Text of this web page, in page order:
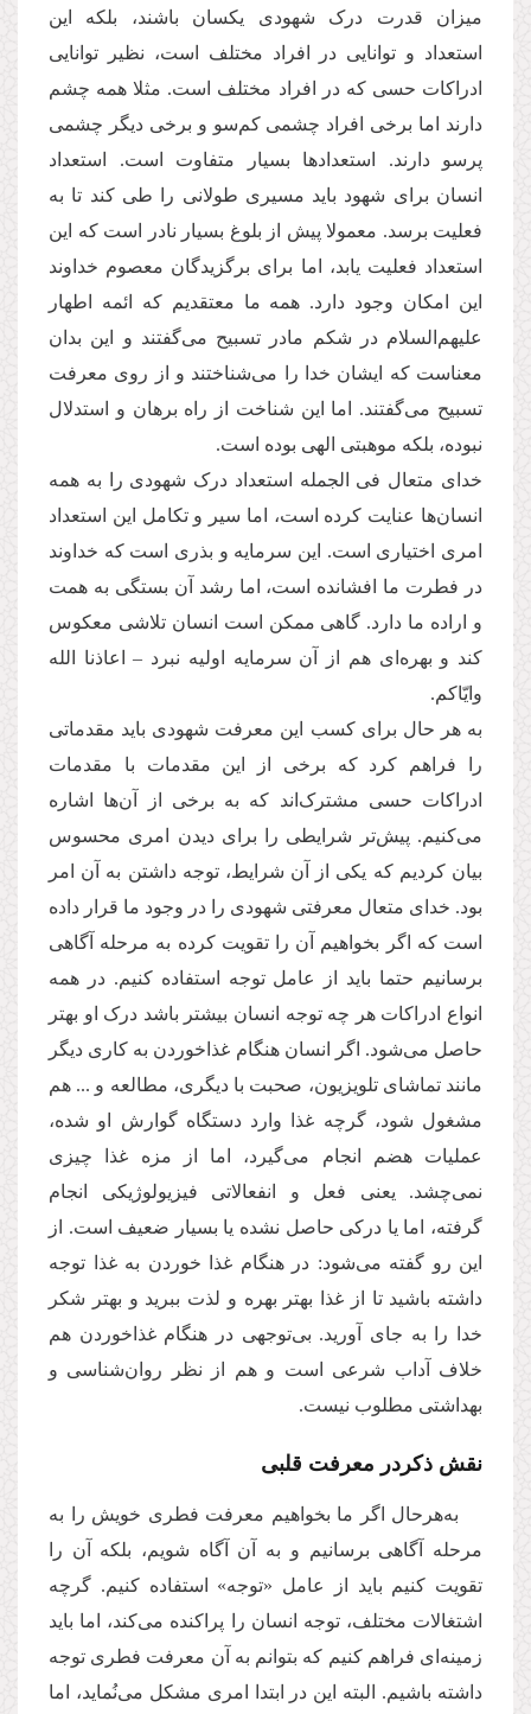
میزان قدرت درک شهودی یکسان باشند، بلکه این
استعداد و توانایی در افراد مختلف است، نظیر توانایی
ادراکات حسی که در افراد مختلف است. مثلا همه چشم
دارند اما برخی افراد چشمی کم‌سو و برخی دیگر چشمی
پرسو دارند. استعدادها بسیار متفاوت است. استعداد
انسان برای شهود باید مسیری طولانی را طی کند تا به
فعلیت برسد. معمولا پیش از بلوغ بسیار نادر است که این
استعداد فعلیت یابد، اما برای برگزیدگان معصوم خداوند
این امکان وجود دارد. همه ما معتقدیم که ائمه اطهار
علیهم‌السلام در شکم مادر تسبیح می‌گفتند و این بدان
معناست که ایشان خدا را می‌شناختند و از روی معرفت
تسبیح می‌گفتند. اما این شناخت از راه برهان و استدلال
نبوده، بلکه موهبتی الهی بوده است.
خدای متعال فی الجمله استعداد درک شهودی را به همه
انسان‌ها عنایت کرده است، اما سیر و تکامل این استعداد
امری اختیاری است. این سرمایه و بذری است که خداوند
در فطرت ما افشانده است، اما رشد آن بستگی به همت
و اراده ما دارد. گاهی ممکن است انسان تلاشی معکوس
کند و بهره‌ای هم از آن سرمایه اولیه نبرد – اعاذنا الله
وایّاکم.
به هر حال برای کسب این معرفت شهودی باید مقدماتی
را فراهم کرد که برخی از این مقدمات با مقدمات
ادراکات حسی مشترک‌اند که به برخی از آن‌ها اشاره
می‌کنیم. پیش‌تر شرایطی را برای دیدن امری محسوس
بیان کردیم که یکی از آن شرایط، توجه داشتن به آن امر
بود. خدای متعال معرفتی شهودی را در وجود ما قرار داده
است که اگر بخواهیم آن را تقویت کرده به مرحله آگاهی
برسانیم حتما باید از عامل توجه استفاده کنیم. در همه
انواع ادراکات هر چه توجه انسان بیشتر باشد درک او بهتر
حاصل می‌شود. اگر انسان هنگام غذاخوردن به کاری دیگر
مانند تماشای تلویزیون، صحبت با دیگری، مطالعه و ... هم
مشغول شود، گرچه غذا وارد دستگاه گوارش او شده،
عملیات هضم انجام می‌گیرد، اما از مزه غذا چیزی
نمی‌چشد. یعنی فعل و انفعالاتی فیزیولوژیکی انجام
گرفته، اما یا درکی حاصل نشده یا بسیار ضعیف است. از
این رو گفته می‌شود: در هنگام غذا خوردن به غذا توجه
داشته باشید تا از غذا بهتر بهره و لذت ببرید و بهتر شکر
خدا را به جای آورید. بی‌توجهی در هنگام غذاخوردن هم
خلاف آداب شرعی است و هم از نظر روان‌شناسی و
بهداشتی مطلوب نیست.
نقش ذکردر معرفت قلبی
به‌هرحال اگر ما بخواهیم معرفت فطری خویش را به
مرحله آگاهی برسانیم و به آن آگاه شویم، بلکه آن را
تقویت کنیم باید از عامل «توجه» استفاده کنیم. گرچه
اشتغالات مختلف، توجه انسان را پراکنده می‌کند، اما باید
زمینه‌ای فراهم کنیم که بتوانم به آن معرفت فطری توجه
داشته باشیم. البته این در ابتدا امری مشکل می‌نُماید، اما